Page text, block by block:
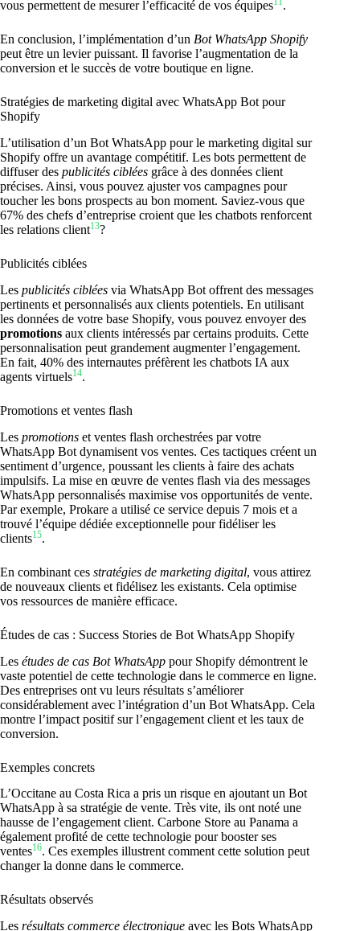
vous permettent de mesurer l’efficacité de vos équipes
.
En conclusion, l’implémentation d’un Bot WhatsApp Shopify
peut être un levier puissant. Il favorise l’augmentation de la
conversion et le succès de votre boutique en ligne.
Stratégies de marketing digital avec WhatsApp Bot pour
Shopify
L’utilisation d’un Bot WhatsApp pour le marketing digital sur
Shopify offre un avantage compétitif. Les bots permettent de
diffuser des publicités ciblées grâce à des données client
précises. Ainsi, vous pouvez ajuster vos campagnes pour
toucher les bons prospects au bon moment. Saviez-vous que
67% des chefs d’entreprise croient que les chatbots renforcent
les relations client13?
Publicités ciblées
Les publicités ciblées via WhatsApp Bot offrent des messages
pertinents et personnalisés aux clients potentiels. En utilisant
les données de votre base Shopify, vous pouvez envoyer des
promotions aux clients intéressés par certains produits. Cette
personnalisation peut grandement augmenter l’engagement.
En fait, 40% des internautes préfèrent les chatbots IA aux
agents virtuels14.
Promotions et ventes flash
Les promotions et ventes flash orchestrées par votre
WhatsApp Bot dynamisent vos ventes. Ces tactiques créent un
sentiment d’urgence, poussant les clients à faire des achats
impulsifs. La mise en œuvre de ventes flash via des messages
WhatsApp personnalisés maximise vos opportunités de vente.
Par exemple, Prokare a utilisé ce service depuis 7 mois et a
trouvé l’équipe dédiée exceptionnelle pour fidéliser les
clients15.
En combinant ces stratégies de marketing digital, vous attirez
de nouveaux clients et fidélisez les existants. Cela optimise
vos ressources de manière efficace.
Études de cas : Success Stories de Bot WhatsApp Shopify
Les études de cas Bot WhatsApp pour Shopify démontrent le
vaste potentiel de cette technologie dans le commerce en ligne.
Des entreprises ont vu leurs résultats s’améliorer
considérablement avec l’intégration d’un Bot WhatsApp. Cela
montre l’impact positif sur l’engagement client et les taux de
conversion.
Exemples concrets
L’Occitane au Costa Rica a pris un risque en ajoutant un Bot
WhatsApp à sa stratégie de vente. Très vite, ils ont noté une
hausse de l’engagement client. Carbone Store au Panama a
également profité de cette technologie pour booster ses
ventes16. Ces exemples illustrent comment cette solution peut
changer la donne dans le commerce.
Résultats observés
Les résultats commerce électronique avec les Bots WhatsApp